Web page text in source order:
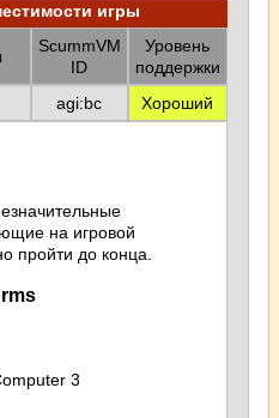
игры
ScummVM
ID
Уровень
поддержки
agi:bc Хороший
на игровой
пройти до конца.
3